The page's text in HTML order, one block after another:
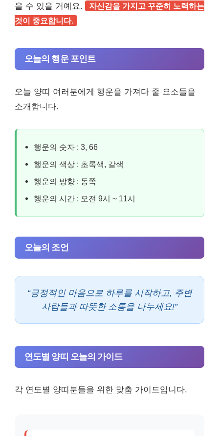
을 수 있을 거예요.
자신감을 가지고 꾸준히 노력하는
것이 중요합니다.
오늘의 행운 포인트
오늘 양띠 여러분에게 행운을 가져다 줄 요소들을
소개합니다.
행운의 숫자 : 3, 66
행운의 색상 : 초록색, 갈색
행운의 방향 : 동쪽
행운의 시간 : 오전 9시 ~ 11시
오늘의 조언
“긍정적인 마음으로 하루를 시작하고, 주변
사람들과 따뜻한 소통을 나누세요!”
연도별 양띠 오늘의 가이드
각 연도별 양띠분들을 위한 맞춤 가이드입니다.